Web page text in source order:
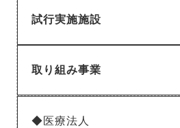
試行実施施設
取り組み事業
◆医療法人